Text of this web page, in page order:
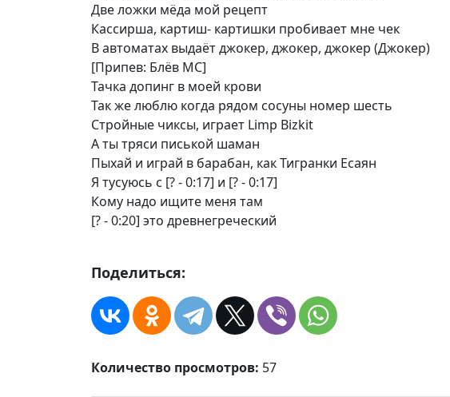
Две ложки мёда мой рецепт
Кассирша, картиш- картишки пробивает мне чек
В автоматах выдаёт джокер, джокер, джокер (Джокер)
[Припев: Блёв МС]
Тачка допинг в моей крови
Так же люблю когда рядом сосуны номер шесть
Стройные чиксы, играет Limp Bizkit
А ты тряси писькой шаман
Пыхай и играй в барабан, как Тигранки Есаян
Я тусуюсь с [? - 0:17] и [? - 0:17]
Кому надо ищите меня там
[? - 0:20] это древнегреческий
Поделиться:
Количество просмотров: 57